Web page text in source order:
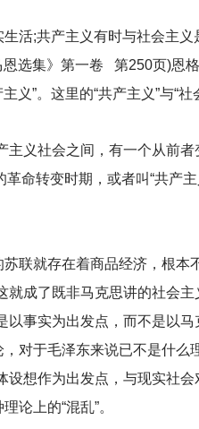
活;共产主义有时与社会主
选集》第一卷 第250页)恩
”。这里的“共产主义”与“社
义社会之间，有一个从前
转变时期，或者叫“共产主
联就存在着商品经济，根本
成了既非马克思讲的社会
事实为出发点，而不是以
对于毛泽东来说已不是什么
想作为出发点，与现实社
论上的“混乱”。